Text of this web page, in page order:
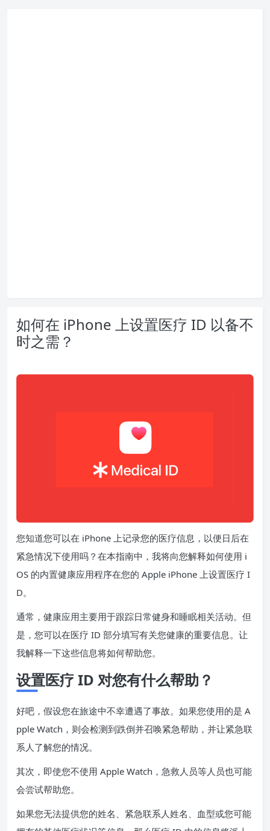
如何在 iPhone 上设置医疗 ID 以备不
时之需？
您知道您可以在 iPhone 上记录您的医疗信息，以便日后在
紧急情况下使用吗？在本指南中，我将向您解释如何使用 i
OS 的内置健康应用程序在您的 Apple iPhone 上设置医疗 I
D。
通常，健康应用主要用于跟踪日常健身和睡眠相关活动。但
是，您可以在医疗 ID 部分填写有关您健康的重要信息。让
我解释一下这些信息将如何帮助您。
设置医疗 ID 对您有什么帮助？
好吧，假设您在旅途中不幸遭遇了事故。如果您使用的是 A
pple Watch，则会检测到跌倒并召唤紧急帮助，并让紧急联
系人了解您的情况。
其次，即使您不使用 Apple Watch，急救人员等人员也可能
会尝试帮助您。
如果您无法提供您的姓名、紧急联系人姓名、血型或您可能